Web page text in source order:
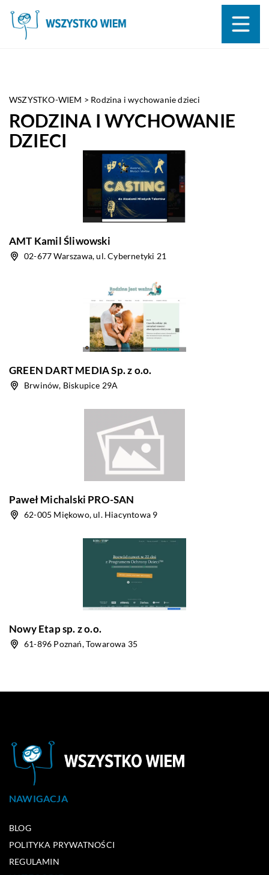
WSZYSTKO-WIEM > Rodzina i wychowanie dzieci
RODZINA I WYCHOWANIE
DZIECI
AMT Kamil Śliwowski
02-677 Warszawa, ul. Cybernetyki 21
GREEN DART MEDIA Sp. z o.o.
Brwinów, Biskupice 29A
Paweł Michalski PRO-SAN
62-005 Miękowo, ul. Hiacyntowa 9
Nowy Etap sp. z o.o.
61-896 Poznań, Towarowa 35
NAWIGACJA
BLOG
POLITYKA PRYWATNOŚCI
REGULAMIN